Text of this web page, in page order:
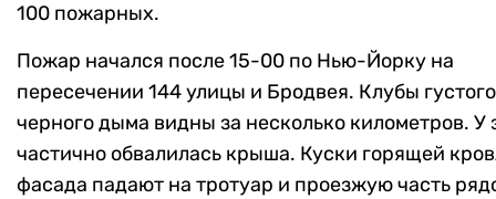
100 пожарных.
Пожар начался после 15-00 по Нью-Йорку на
пересечении 144 улицы и Бродвея. Клубы густого
черного дыма видны за несколько километров. У
частично обвалилась крыша. Куски горящей
фасада падают на тротуар и проезжую часть